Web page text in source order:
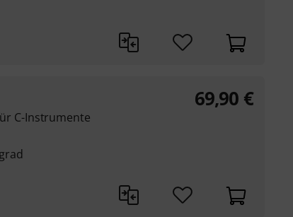
C-Instrumente
69,90 €